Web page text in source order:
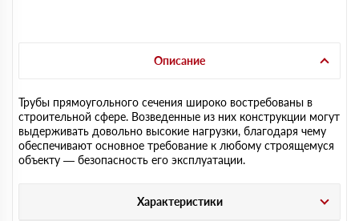
Описание
Трубы прямоугольного сечения широко востребованы в
строительной сфере. Возведенные из них конструкции могут
выдерживать довольно высокие нагрузки, благодаря чему
обеспечивают основное требование к любому строящемуся
объекту — безопасность его эксплуатации.
Характеристики